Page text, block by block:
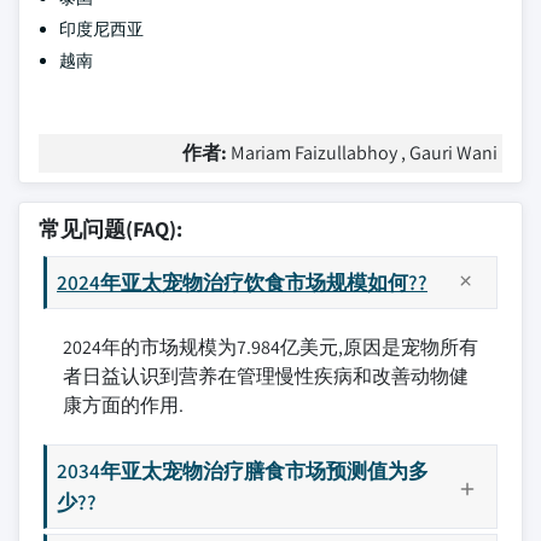
印度尼西亚
越南
作者: Mariam Faizullabhoy , Gauri Wani
常见问题(FAQ):
2024年亚太宠物治疗饮食市场规模如何??
2024年的市场规模为7.984亿美元,原因是宠物所有
者日益认识到营养在管理慢性疾病和改善动物健
康方面的作用.
2034年亚太宠物治疗膳食市场预测值为多
少??